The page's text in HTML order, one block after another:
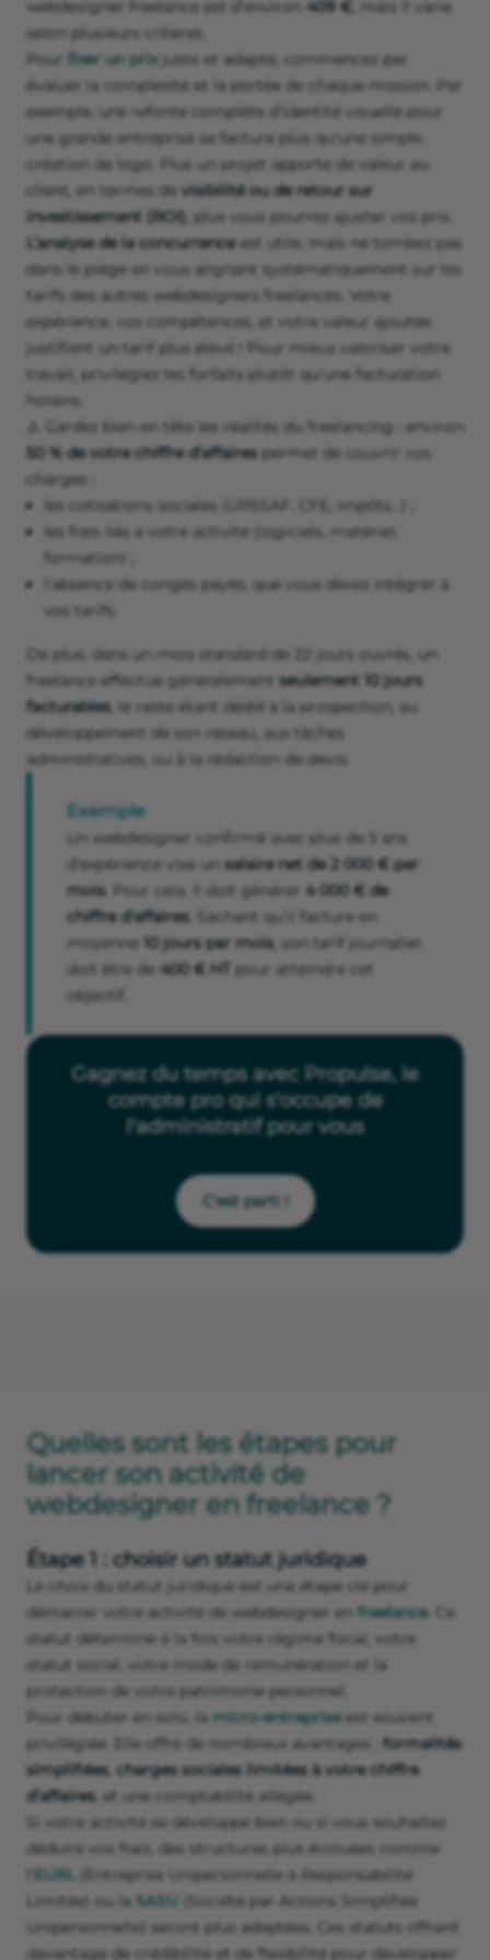
webdesigner freelance est d’environ 409 €
, mais il varie
selon plusieurs critères.
Pour fixer un prix juste et adapté, commencez par
évaluer la complexité et la portée de chaque mission. Par
exemple, une refonte complète d’identité visuelle pour
une grande entreprise se facture plus qu'une simple
création de logo. Plus un projet apporte de valeur au
client, en termes de visibilité ou de retour sur
investissement (ROI)
, plus vous pourrez ajuster vos prix.
L’analyse de la concurrenceest utile, mais ne tombez pas
dans le piège en vous alignant systématiquement sur les
tarifs des autres webdesigners freelances. Votre
expérience, vos compétences, et votre valeur ajoutée
justifient un tarif plus élevé ! Pour mieux valoriser votre
travail, privilégiez les forfaits plutôt qu'une facturation
horaire.
⚠️ Gardez bien en tête les réalités du freelancing : environ
50 % de votre chiffre d’affaires permet de couvrir vos
charges :
les cotisations sociales (URSSAF, CFE, impôts…) ;
les frais liés à votre activité (logiciels, matériel,
formation) ;
l’absence de congés payés, que vous devez intégrer à
vos tarifs.
De plus, dans un mois standard de 22 jours ouvrés, un
freelance effectue généralement seulement 10 jours
facturables, le reste étant dédié à la prospection, au
développement de son réseau, aux tâches
administratives, ou à la rédaction de devis.
Exemple
Un webdesigner confirmé avec plus de 5 ans
d’expérience vise un salaire net de 2 000 € par
mois. Pour cela, il doit générer 4 000 € de
chiffre d’affaires. Sachant qu’il facture en
moyenne 10 jours par mois, son tarif journalier
doit être de 400 € HT pour atteindre cet
objectif.
Gagnez du temps avec Propulse, le
compte pro qui s'occupe de
l'administratif pour vous
C'est parti !
Quelles sont les étapes pour
lancer son activité de
webdesigner en freelance ?
Étape 1 : choisir un statut juridique
Le choix du statut juridique est une étape clé pour
démarrer votre activité de webdesigner en freelance. Ce
statut détermine à la fois votre régime fiscal, votre
statut social, votre mode de rémunération et la
protection de votre patrimoine personnel.
Pour débuter en solo, la micro-entrepriseest souvent
privilégiée. Elle offre de nombreux avantages : formalités
simplifiées, charges sociales limitées à votre chiffre
d’affaires, et une comptabilité allégée.
Si votre activité se développe bien ou si vous souhaitez
déduire vos frais, des structures plus évoluées comme
EURL (Entreprise Unipersonnelle à Responsabilité
Limitée) ou la SASU
(Société par Actions Simplifiée
Unipersonnelle) seront plus adaptées. Ces statuts offrent
davantage de crédibilité et de flexibilité pour développer